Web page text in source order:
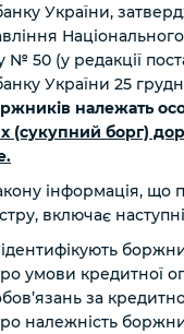
України,
№ 50 (у редакції
України 25
належать
(сукупний борг)
інформація, що
включає
умови кредитної
за
належність